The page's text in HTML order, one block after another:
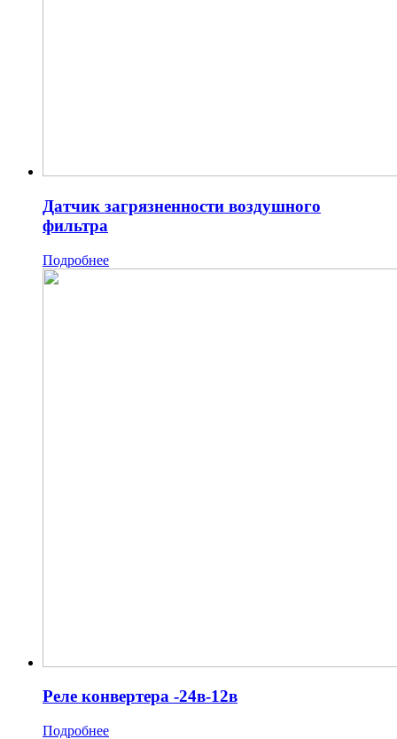
Датчик загрязненности воздушного
фильтра
Подробнее
Реле конвертера -24в-12в
Подробнее